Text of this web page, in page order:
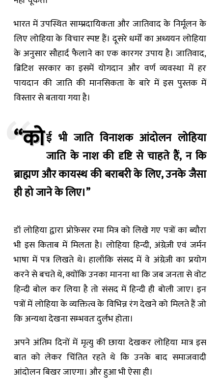
भारत में उपस्थित साम्प्रदायिकता और जातिवाद के निर्मूलन के
लिए लोहिया के विचार स्पष्ट हैं। दूसरे धर्मों का अध्ययन लोहिया
के अनुसार सौहार्द फैलाने का एक कारगर उपाय है। जातिवाद,
ब्रिटिश सरकार का इसमें योगदान और वर्ण व्यवस्था में हर
पायदान की जाति की मानसिकता के बारे में इस पुस्तक में
विस्तार से बताया गया है।
“कोई भी जाति विनाशक आंदोलन लोहिया
जाति के नाश की दृष्टि से चाहते हैं, न कि
ब्राह्मण और कायस्थ की बराबरी के लिए, उनके जैसा
ही हो जाने के लिए।”
डॉ लोहिया द्वारा प्रोफ़ेसर रमा मित्र को लिखे गए पत्रों का ब्यौरा
भी इस किताब में मिलता है। लोहिया हिन्दी, अंग्रेज़ी एवं जर्मन
भाषा में पत्र लिखते थे। हालाँकि संसद में वे अंग्रेज़ी का प्रयोग
करने से बचते थे, क्योंकि उनका मानना था कि जब जनता से वोट
हिन्दी बोल कर लिया है तो संसद में हिन्दी ही बोली जाए। इन
पत्रों में लोहिया के व्यक्तित्व के विभिन्न रंग देखने को मिलते हैं जो
कि अन्यथा देखना सम्भवतः दुर्लभ होता।
अपने अंतिम दिनों में मृत्यु की छाया देखकर लोहिया मात्र इस
बात को लेकर चिंतित रहते थे कि उनके बाद समाजवादी
आंदोलन बिखर जाएगा। और हुआ भी ऐसा ही।